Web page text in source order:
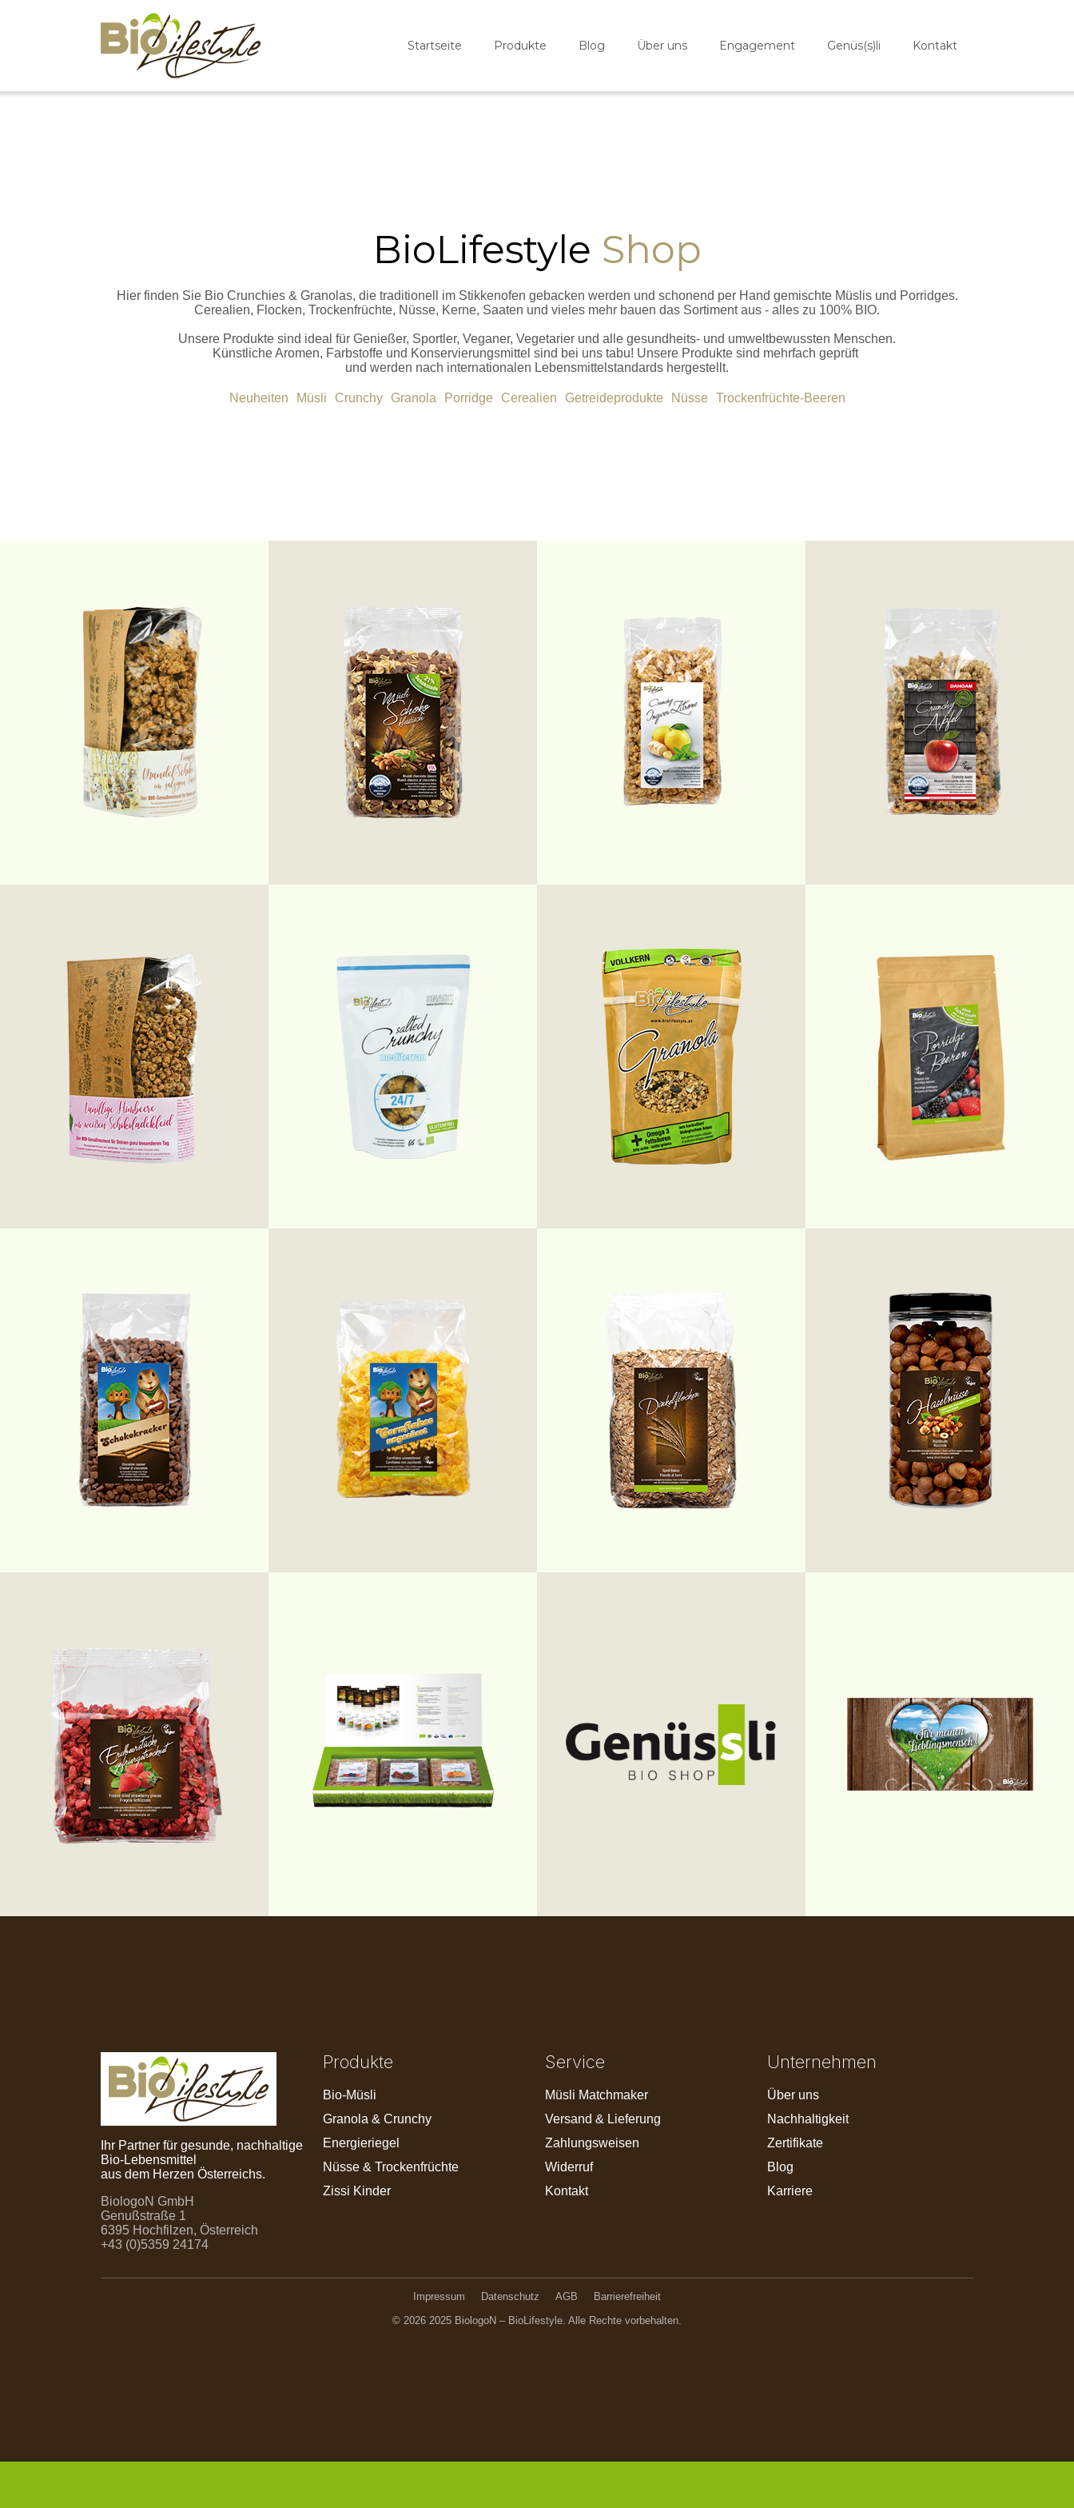
Startseite Produkte Blog Über uns Engagement Genüs(s)li Kontakt
BioLifestyle Shop
Hier finden Sie Bio Crunchies & Granolas, die traditionell im Stikkenofen gebacken werden und schonend per Hand gemischte Müslis und Porridges.
Cerealien, Flocken, Trockenfrüchte, Nüsse, Kerne, Saaten und vieles mehr bauen das Sortiment aus - alles zu 100% BIO.
Unsere Produkte sind ideal für Genießer, Sportler, Veganer, Vegetarier und alle gesundheits- und umweltbewussten Menschen.
Künstliche Aromen, Farbstoffe und Konservierungsmittel sind bei uns tabu! Unsere Produkte sind mehrfach geprüft
und werden nach internationalen Lebensmittelstandards hergestellt.
Neuheiten Müsli Crunchy Granola Porridge Cerealien Getreideprodukte Nüsse Trockenfrüchte-Beeren
Ihr Partner für gesunde, nachhaltige
Bio-Lebensmittel
aus dem Herzen Österreichs.
BiologoN GmbH
Genußstraße 1
6395 Hochfilzen, Österreich
+43 (0)5359 24174
Produkte
Bio-Müsli
Granola & Crunchy
Energieriegel
Nüsse & Trockenfrüchte
Zissi Kinder
Service
Müsli Matchmaker
Versand & Lieferung
Zahlungsweisen
Widerruf
Kontakt
Unternehmen
Über uns
Nachhaltigkeit
Zertifikate
Blog
Karriere
Impressum Datenschutz AGB
Barrierefreiheit
© 2026 2025 BiologoN – BioLifestyle. Alle Rechte vorbehalten.